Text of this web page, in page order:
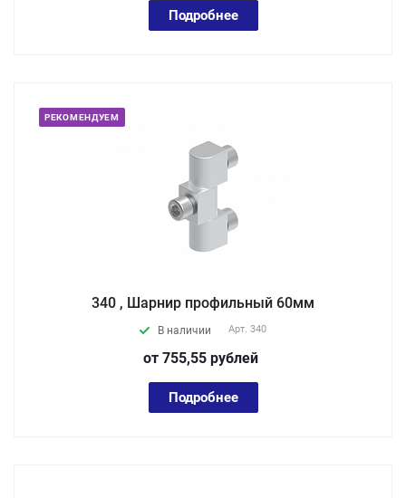
Подробнее
РЕКОМЕНДУЕМ
340 , Шарнир профильный 60мм
В наличии Арт. 340
от 755,55 рублей
Подробнее